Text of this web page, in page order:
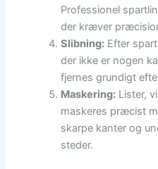
Professionel
der kræver
Slibning: Efter
der ikke er nogen
fjernes grundigt
Maskering: Lister,
maskeres præcist
skarpe kanter og
steder.